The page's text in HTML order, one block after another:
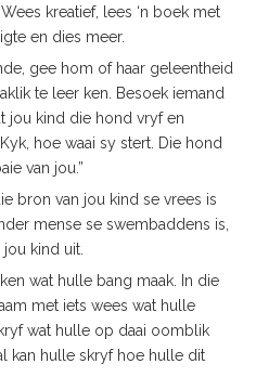
kreatief, lees ‘n boek met
en dies meer.
gee hom of haar geleentheid
te leer ken. Besoek iemand
jou kind die hond vryf en
hoe waai sy stert. Die hond
van jou.”
bron van jou kind se vrees is
mense se swembaddens is,
kind uit.
wat hulle bang maak. In die
met iets wees wat hulle
wat hulle op daai oomblik
kan hulle skryf hoe hulle dit